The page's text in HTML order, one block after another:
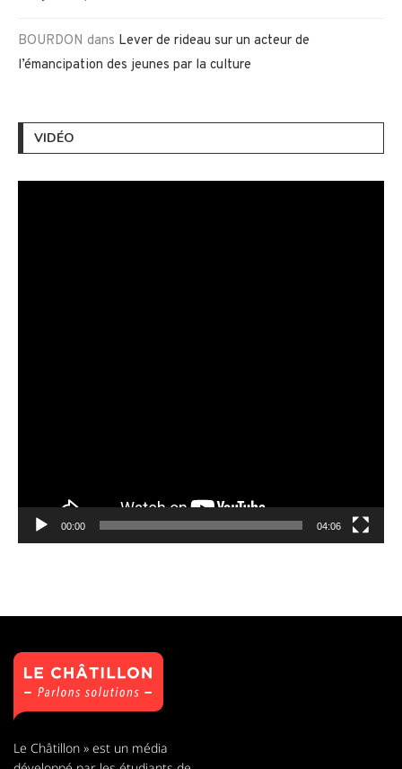
BOURDON dans Lever de rideau sur un acteur de
l’émancipation des jeunes par la culture
VIDÉO
00:00 04:06
Le Châtillon » est un média